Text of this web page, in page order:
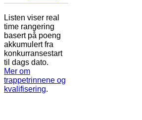
Listen viser real
time rangering
basert på poeng
akkumulert fra
konkurransestart
til dags dato.
Mer om
trappetrinnene og
kvalifisering.